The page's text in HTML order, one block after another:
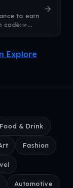
to earn
code:🫴
arrow_forward
Explore
Food & Drink
Fashion
Automotive